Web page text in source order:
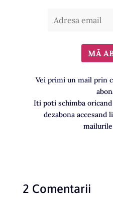
Vei primi un mail prin
Iti poti schimba
dezabona
2 Comentarii